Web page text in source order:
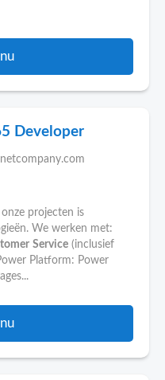
Developer
netcompany.com
projecten is
We werken met:
Service (inclusief
Platform: Power